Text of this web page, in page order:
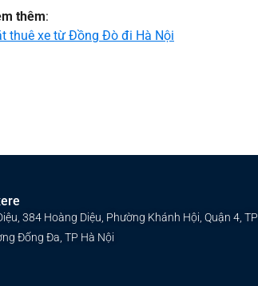
thêm:
thuê xe từ Đồng Đò đi Hà Nội
384 Hoàng Diệu, Phường Khánh Hội, Quận 4,
Đống Đa, TP Hà Nội